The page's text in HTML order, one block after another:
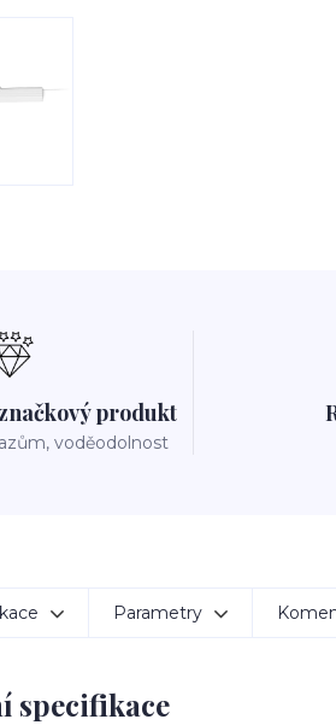
produkt
voděodolnost
Parametry
specifikace